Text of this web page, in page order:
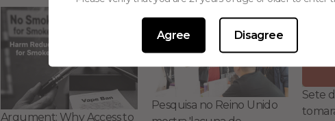
Argument: Why Access to
Pesquisa no Reino Unido
Sete
Agree Disagree